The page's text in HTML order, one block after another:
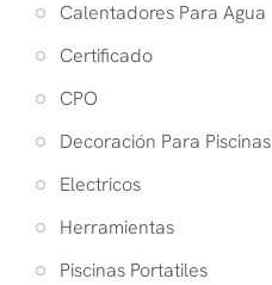
Calentadores Para Agua
Certificado
CPO
Decoración Para Piscinas
Electricos
Herramientas
Piscinas Portatiles